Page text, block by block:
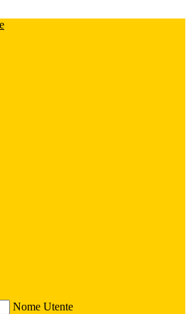
Nome Utente